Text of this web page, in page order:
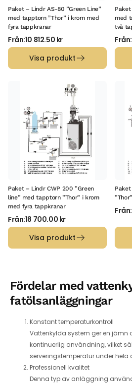
Paket – Lindr AS-80 ”Green Line”
med tapptorn ”Thor” i krom med
fyra tappkranar
Från:10 812.50 kr
Visa produkt
Paket
med
två
Från:
Paket – Lindr CWP 200 ”Green
line” med tapptorn ”Thor” i krom
med fyra tappkranar
Från:18 700.00 kr
Visa produkt
Från:
Fördelar med
fatölsanläggningar
Konstant temperaturkontroll
Vattenkylda system ger en jämn
kontinuerlig användning, vilket
serveringstemperatur under hela
Professionell kvalitet
Denna typ av anläggning